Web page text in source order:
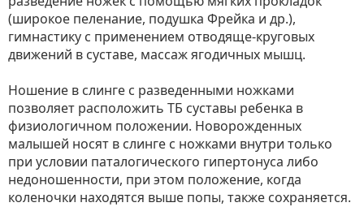
(широкое пеленание, подушка Фрейка и др.),
гимнастику с применением отводяще-круговых
движений в суставе, массаж ягодичных мышц.
Ношение в слинге с разведенными ножками
позволяет расположить ТБ суставы ребенка в
физиологичном положении. Новорожденных
малышей носят в слинге с ножками внутри только
при условии паталогического гипертонуса либо
недоношенности, при этом положение, когда
коленочки находятся выше попы, также сохраняется.